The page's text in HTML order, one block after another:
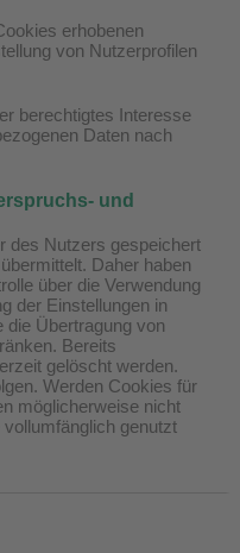
erhobenen
von Nutzerprofilen
berechtigtes Interesse
Daten nach
und
des Nutzers gespeichert
Daher haben
über die Verwendung
der Einstellungen in
die Übertragung von
Bereits
gelöscht werden.
Werden Cookies für
möglicherweise nicht
genutzt